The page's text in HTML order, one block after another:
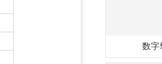
数字